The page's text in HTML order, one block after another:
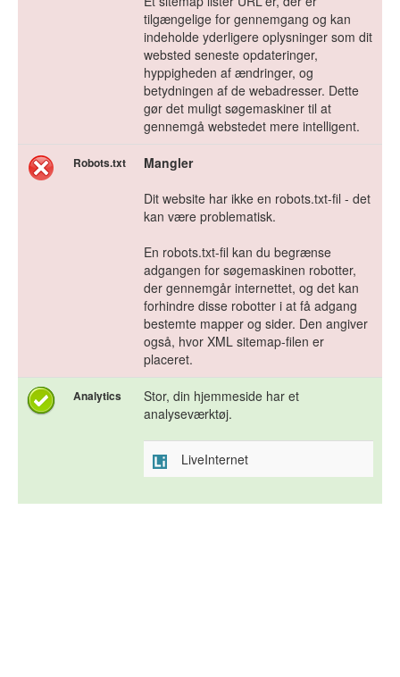
tilgængelige for gennemgang og kan
indeholde yderligere oplysninger som dit
websted seneste opdateringer,
hyppigheden af ændringer, og
betydningen af de webadresser. Dette
gør det muligt søgemaskiner til at
gennemgå webstedet mere intelligent.
Robots.txt
Mangler
Dit website har ikke en robots.txt-fil - det
kan være problematisk.
En robots.txt-fil kan du begrænse
adgangen for søgemaskinen robotter,
der gennemgår internettet, og det kan
forhindre disse robotter i at få adgang
bestemte mapper og sider. Den angiver
også, hvor XML sitemap-filen er
placeret.
Analytics
Stor, din hjemmeside har et
analyseværktøj.
LiveInternet